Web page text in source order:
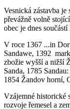
Vesnická zástavba
převážně volně
obec je dnes
V roce 1367 ...in
Sandawe, 1392
zbožie wyšší a nižší
Sanda, 1785
1854 Žandov horní,
Vzájemné historické
rozvoje řemesel a